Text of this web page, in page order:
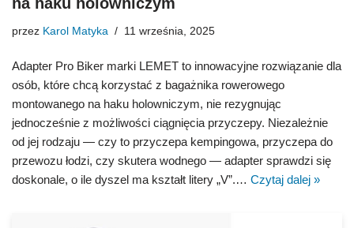
przez Karol Matyka 11 września, 2025
Adapter Pro Biker marki LEMET to innowacyjne rozwiązanie dla
osób, które chcą korzystać z bagażnika rowerowego
montowanego na haku holowniczym, nie rezygnując
jednocześnie z możliwości ciągnięcia przyczepy. Niezależnie
od jej rodzaju — czy to przyczepa kempingowa, przyczepa do
przewozu łodzi, czy skutera wodnego — adapter sprawdzi się
doskonale, o ile dyszel ma kształt litery „V”.… Czytaj dalej »